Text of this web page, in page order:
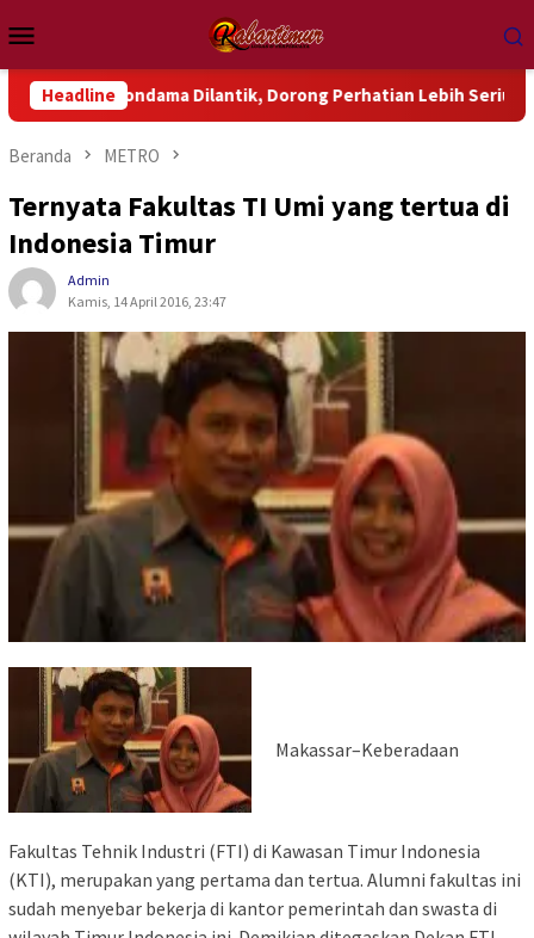
ke
kontenMobile
Headline
Dilantik, Dorong Perhatian Lebih Serius Terhadap Isu
Beranda METRO
Ternyata Fakultas TI Umi yang tertua di
Indonesia Timur
Admin
Kamis, 14 April 2016, 23:47
Makassar–Keberadaan
Fakultas Tehnik Industri (FTI) di Kawasan Timur Indonesia
(KTI), merupakan yang pertama dan tertua. Alumni fakultas ini
sudah menyebar bekerja di kantor pemerintah dan swasta di